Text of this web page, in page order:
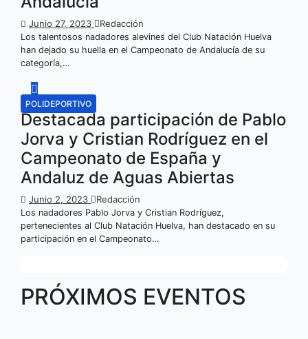
Junio 27, 2023 Redacción
Los talentosos nadadores alevines del Club Natación Huelva
han dejado su huella en el Campeonato de Andalucía de su
categoría,…
POLIDEPORTIVO
Destacada participación de Pablo
Jorva y Cristian Rodríguez en el
Campeonato de España y
Andaluz de Aguas Abiertas
Junio 2, 2023 Redacción
Los nadadores Pablo Jorva y Cristian Rodríguez,
pertenecientes al Club Natación Huelva, han destacado en su
participación en el Campeonato…
PRÓXIMOS EVENTOS